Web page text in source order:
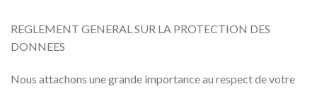
REGLEMENT GENERAL SUR LA PROTECTION DES
DONNEES
Nous attachons une grande importance au respect de votre